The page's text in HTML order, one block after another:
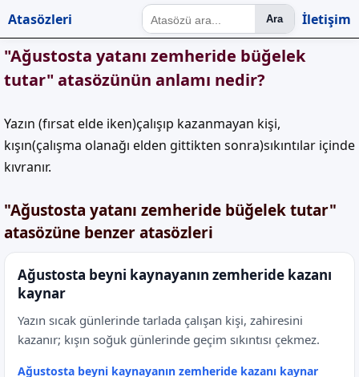
Atasözleri Ara İletişim
"Ağustosta yatanı zemheride büğelek
tutar" atasözünün anlamı nedir?
Yazın (fırsat elde iken)çalışıp kazanmayan kişi,
kışın(çalışma olanağı elden gittikten sonra)sıkıntılar içinde
kıvranır.
"Ağustosta yatanı zemheride büğelek tutar"
atasözüne benzer atasözleri
Ağustosta beyni kaynayanın zemheride kazanı
kaynar
Yazın sıcak günlerinde tarlada çalışan kişi, zahiresini
kazanır; kışın soğuk günlerinde geçim sıkıntısı çekmez.
Ağustosta beyni kaynayanın zemheride kazanı kaynar